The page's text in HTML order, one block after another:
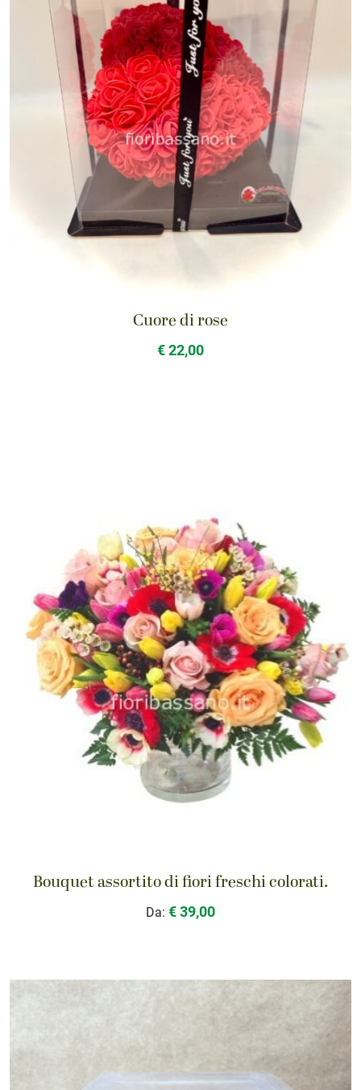
Cuore di rose
€ 22,00
Bouquet assortito di fiori freschi colorati.
Da: € 39,00